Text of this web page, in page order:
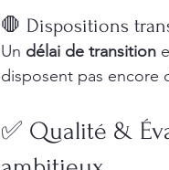
🛑 Dispositions
Un délai de transition
disposent pas encore
✅ Qualité &